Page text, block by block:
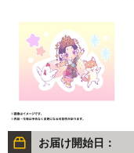
お届け開始日：